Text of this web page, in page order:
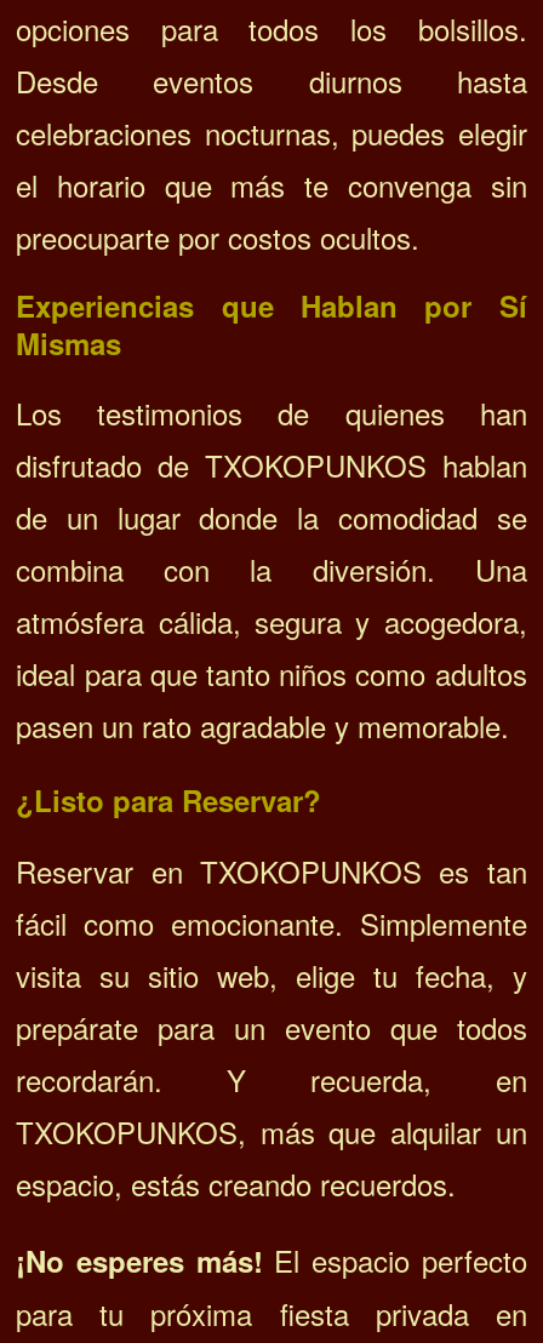
opciones para todos los bolsillos.
Desde eventos diurnos hasta
celebraciones nocturnas, puedes elegir
el horario que más te convenga sin
preocuparte por costos ocultos.
Experiencias que Hablan por Sí
Mismas
Los testimonios de quienes han
disfrutado de TXOKOPUNKOS hablan
de un lugar donde la comodidad se
combina con la diversión. Una
atmósfera cálida, segura y acogedora,
ideal para que tanto niños como adultos
pasen un rato agradable y memorable.
¿Listo para Reservar?
Reservar en TXOKOPUNKOS es tan
fácil como emocionante. Simplemente
visita su sitio web, elige tu fecha, y
prepárate para un evento que todos
recordarán. Y recuerda, en
TXOKOPUNKOS, más que alquilar un
espacio, estás creando recuerdos.
¡No esperes más! El espacio perfecto
para tu próxima fiesta privada en